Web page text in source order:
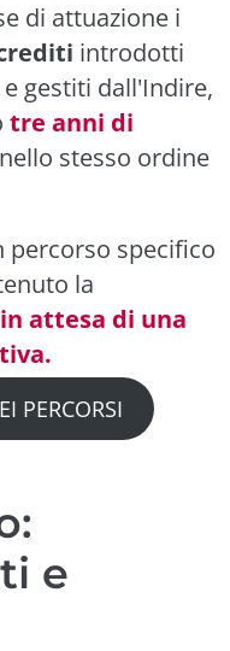
di attuazione i
introdotti
gestiti dall'Indire,
tre anni di
nello stesso ordine
percorso specifico
la
in attesa di una
PERCORSI
e